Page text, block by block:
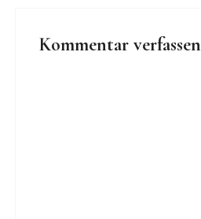
Kommentar verfassen